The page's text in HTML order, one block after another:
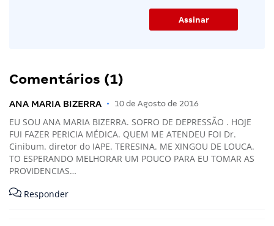
Comentários (1)
ANA MARIA BIZERRA • 10 de Agosto de 2016
EU SOU ANA MARIA BIZERRA. SOFRO DE DEPRESSÃO . HOJE
FUI FAZER PERICIA MÉDICA. QUEM ME ATENDEU FOI Dr.
Cinibum. diretor do IAPE. TERESINA. ME XINGOU DE LOUCA.
TO ESPERANDO MELHORAR UM POUCO PARA EU TOMAR AS
PROVIDENCIAS…
Responder